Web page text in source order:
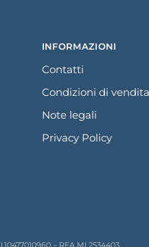
INFORMAZIONI
Contatti
Condizioni di vendita
Note legali
Privacy Policy